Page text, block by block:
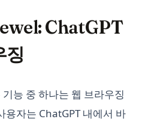
ChatGPT
징
능 중 하나는 웹 브라우징
용자는 ChatGPT 내에서 바